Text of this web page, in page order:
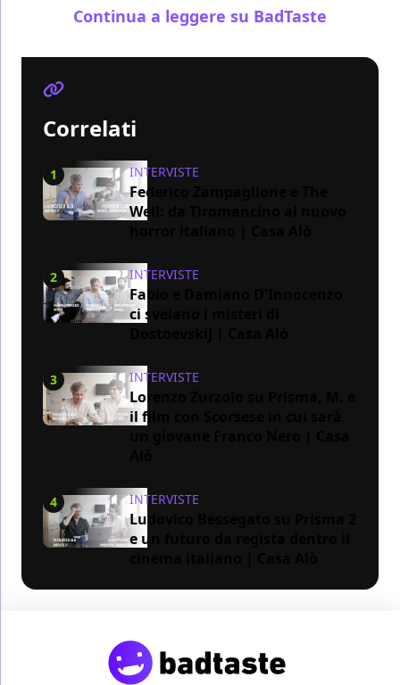
Continua a leggere su BadTaste
Correlati
1 INTERVISTE
Federico Zampaglione e The
Well: da Tiromancino al nuovo
2 INTERVISTE
Fabio e Damiano D'Innocenzo
ci svelano i misteri di
3 INTERVISTE
Lorenzo Zurzolo su Prisma, M. e
il film con Scorsese in cui sarà
4 INTERVISTE
Ludovico Bessegato su Prisma 2
e un futuro da regista dentro il